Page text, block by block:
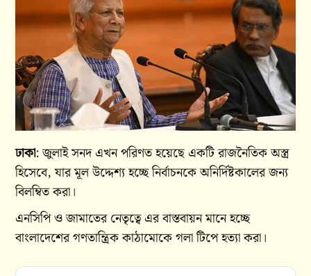
ঢাকা: জুলাই সনদ এখন পরিণত হয়েছে একটি রাজনৈতিক অস্ত্র
হিসেবে, যার মূল উদ্দেশ্য হচ্ছে নির্বাচনকে অনির্দিষ্টকালের জন্য
বিলম্বিত করা।
এনসিপি ও জামাতের নেতৃত্বে এর বাস্তবায়ন মানে হচ্ছে
বাংলাদেশের গণতান্ত্রিক কাঠামোকে গলা টিপে হত্যা করা।